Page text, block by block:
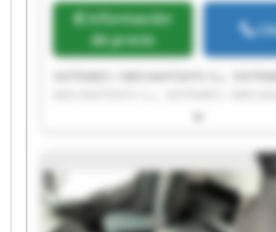
Información
de precio
SISTEMES I MECANITZATS S.L.
SISTEMES I MECANITZATS S.L.
MECANITZATS S.L. SISTEMES I
SISTEMES I MECANITZATS S.L.
MECANITZATS S.L. SISTEMES I
SISTEMES I MECANITZATS S.L.